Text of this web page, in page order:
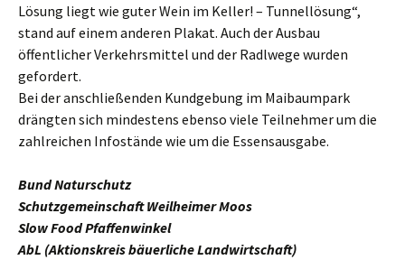
Lösung liegt wie guter Wein im Keller! – Tunnellösung“,
stand auf einem anderen Plakat. Auch der Ausbau
öffentlicher Verkehrsmittel und der Radlwege wurden
gefordert.
Bei der anschließenden Kundgebung im Maibaumpark
drängten sich mindestens ebenso viele Teilnehmer um die
zahlreichen Infostände wie um die Essensausgabe.
Bund Naturschutz
Schutzgemeinschaft Weilheimer Moos
Slow Food Pfaffenwinkel
AbL (Aktionskreis bäuerliche Landwirtschaft)